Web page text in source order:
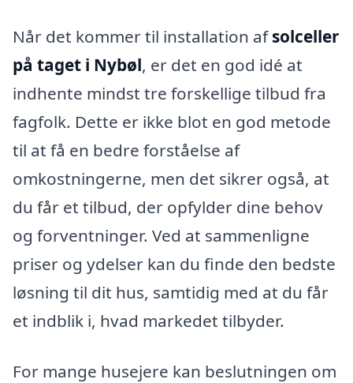
Når det kommer til installation afsolceller
på taget i Nybøl, er det en god idé at
indhente mindst tre forskellige tilbud fra
fagfolk. Dette er ikke blot en god metode
til at få en bedre forståelse af
omkostningerne, men det sikrer også, at
du får et tilbud, der opfylder dine behov
og forventninger. Ved at sammenligne
priser og ydelser kan du finde den bedste
løsning til dit hus, samtidig med at du får
et indblik i, hvad markedet tilbyder.
For mange husejere kan beslutningen om